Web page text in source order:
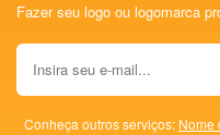
Fazer seu logo ou logomarca
Conheça outros serviços: Nome